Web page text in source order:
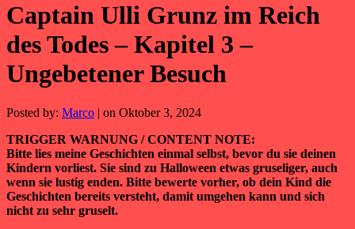
Captain Ulli Grunz im Reich
des Todes – Kapitel 3 –
Ungebetener Besuch
Posted by: Marco | on Oktober 3, 2024
TRIGGER WARNUNG / CONTENT NOTE:
Bitte lies meine Geschichten einmal selbst, bevor du sie deinen
Kindern vorliest. Sie sind zu Halloween etwas gruseliger, auch
wenn sie lustig enden. Bitte bewerte vorher, ob dein Kind die
Geschichten bereits versteht, damit umgehen kann und sich
nicht zu sehr gruselt.